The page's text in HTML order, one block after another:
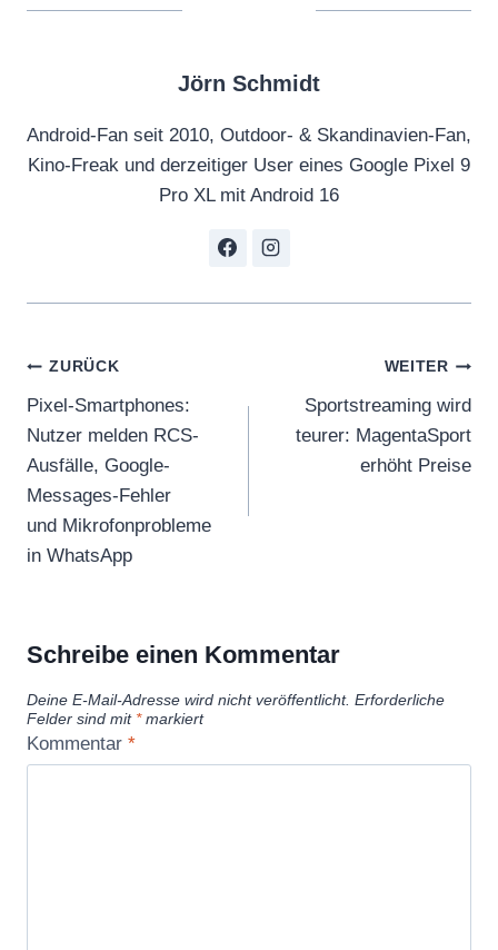
Jörn Schmidt
Android-Fan seit 2010, Outdoor- & Skandinavien-Fan,
Kino-Freak und derzeitiger User eines Google Pixel 9
Pro XL mit Android 16
Beitragsnavigation
ZURÜCK
Pixel-Smartphones:
Nutzer melden RCS-
Ausfälle, Google-
Messages-Fehler
und Mikrofonprobleme
in WhatsApp
WEITER
Sportstreaming wird
teurer: MagentaSport
erhöht Preise
Schreibe einen Kommentar
Deine E-Mail-Adresse wird nicht veröffentlicht. Erforderliche
Felder sind mit *markiert
Kommentar *